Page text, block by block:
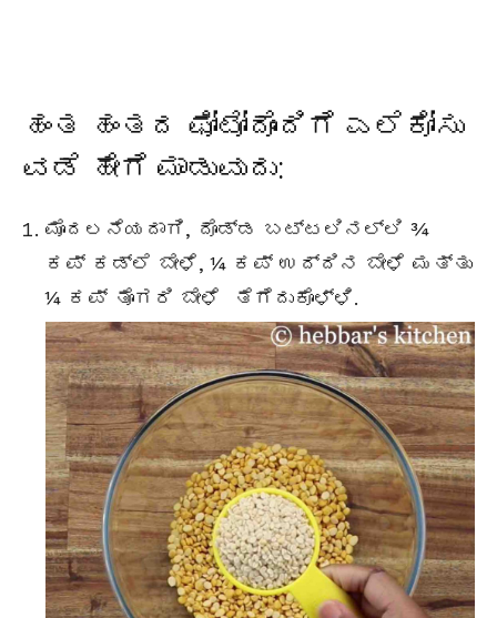
ಹಂತ ಹಂತದ ಫೋಟೋದೊಂದಿಗೆ ಎಲೆಕೋಸು
ವಡೆ ಹೇಗೆ ಮಾಡುವುದು:
ಮೊದಲನೆಯದಾಗಿ, ದೊಡ್ಡ ಬಟ್ಟಲಿನಲ್ಲಿ ¾
ಕಪ್ ಕಡ್ಲೆ ಬೇಳೆ, ¼ ಕಪ್ ಉದ್ದಿನ ಬೇಳೆ ಮತ್ತು
¼ ಕಪ್ ತೊಗರಿ ಬೇಳೆ ತೆಗೆದುಕೊಳ್ಳಿ.